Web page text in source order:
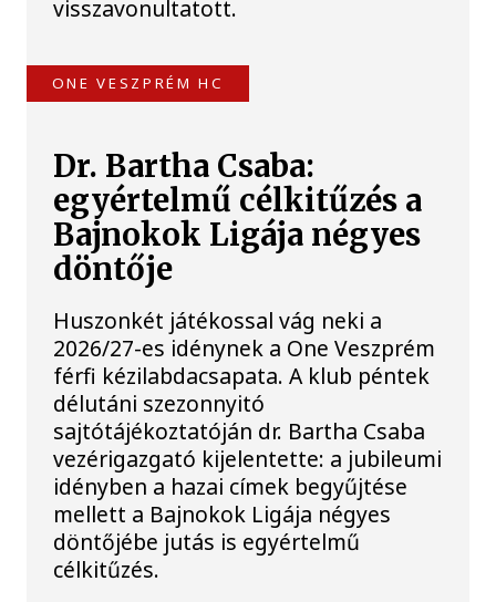
visszavonultatott.
ONE VESZPRÉM HC
Dr. Bartha Csaba:
egyértelmű célkitűzés a
Bajnokok Ligája négyes
döntője
Huszonkét játékossal vág neki a
2026/27-es idénynek a One Veszprém
férfi kézilabdacsapata. A klub péntek
délutáni szezonnyitó
sajtótájékoztatóján dr. Bartha Csaba
vezérigazgató kijelentette: a jubileumi
idényben a hazai címek begyűjtése
mellett a Bajnokok Ligája négyes
döntőjébe jutás is egyértelmű
célkitűzés.